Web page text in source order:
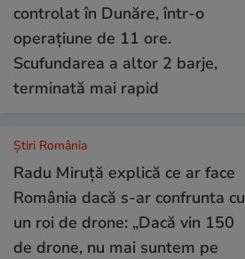
controlat în Dunăre, într-o
operațiune de 11 ore.
Scufundarea a altor 2 barje,
terminată mai rapid
Știri România
Radu Miruță explică ce ar face
România dacă s-ar confrunta cu
un roi de drone: „Dacă vin 150
de drone, nu mai suntem pe